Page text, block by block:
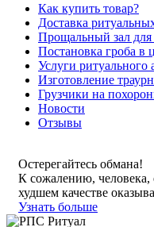
Как купить товар?
Доставка
Прощальный зал для
Постановка гроба в
Услуги ритуального
Изготовление
Грузчики на
Новости
Отзывы
Остерегайтесь обмана!
К сожалению, человека,
худшем качестве
Узнать больше